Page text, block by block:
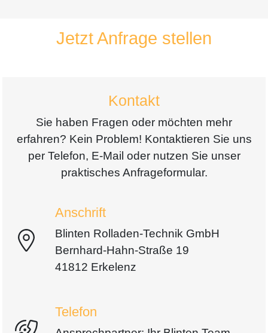
Jetzt Anfrage stellen
Kontakt
Sie haben Fragen oder möchten mehr
erfahren? Kein Problem! Kontaktieren Sie uns
per Telefon, E-Mail oder nutzen Sie unser
praktisches Anfrageformular.
Anschrift
Blinten Rolladen-Technik GmbH
Bernhard-Hahn-Straße 19
41812 Erkelenz
Telefon